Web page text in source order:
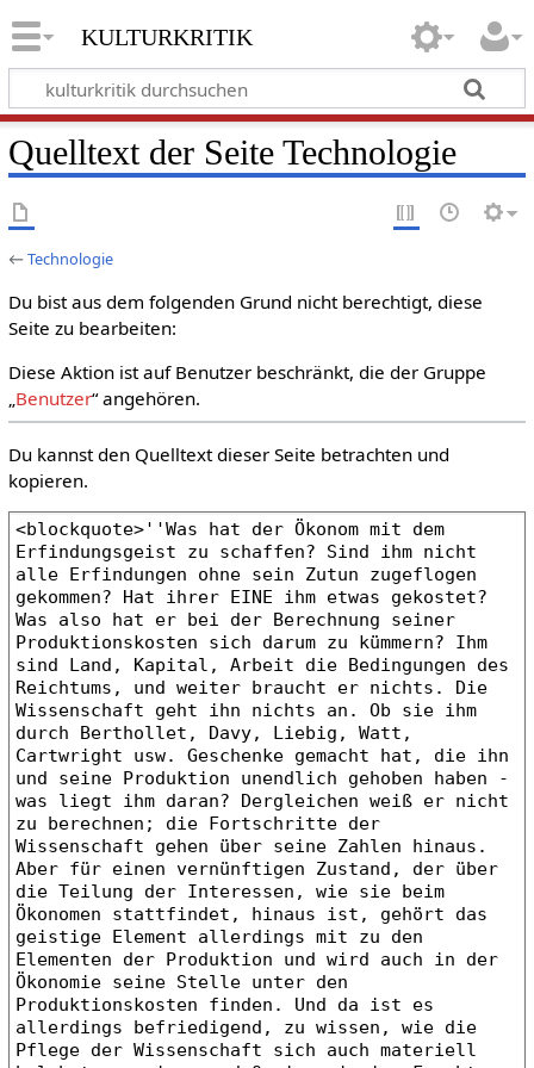
kulturkritik
Quelltext der Seite Technologie
←Technologie
Du bist aus dem folgenden Grund nicht berechtigt, diese
Seite zu bearbeiten:
Diese Aktion ist auf Benutzer beschränkt, die der Gruppe
„Benutzer“ angehören.
Du kannst den Quelltext dieser Seite betrachten und
kopieren.